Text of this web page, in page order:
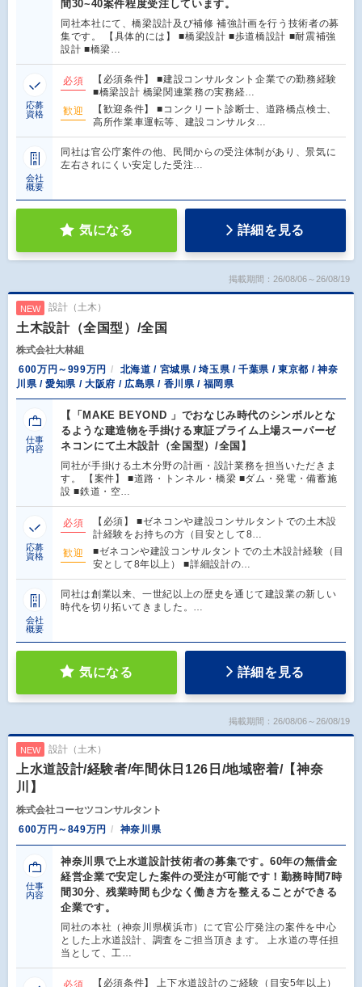
間30~40案件程度受注しています。
同社本社にて、橋梁設計及び補修 補強計画を行う技術者の募
集です。 【具体的には】 ■橋梁設計 ■歩道橋設計 ■耐震補強
設計 ■橋梁…
応募
資格
必須
【必須条件】 ■建設コンサルタント企業での勤務経験
■橋梁設計 橋梁関連業務の実務経…
歓迎
【歓迎条件】 ■コンクリート診断士、道路橋点検士、
高所作業車運転等、建設コンサルタ…
会社
概要
同社は官公庁案件の他、民間からの受注体制があり、景気に
左右されにくい安定した受注…
気になる 詳細を見る
掲載期間：26/08/06～26/08/19
NEW 設計（土木）
土木設計（全国型）/全国
株式会社大林組
600万円～999万円
北海道 / 宮城県 / 埼玉県 / 千葉県 / 東京都 / 神奈
川県 / 愛知県 / 大阪府 / 広島県 / 香川県 / 福岡県
仕事
内容
【「MAKE BEYOND 」でおなじみ時代のシンボルとな
るような建造物を手掛ける東証プライム上場スーパーゼ
ネコンにて土木設計（全国型）/全国】
同社が手掛ける土木分野の計画・設計業務を担当いただきま
す。 【案件】 ■道路・トンネル・橋梁 ■ダム・発電・備蓄施
設 ■鉄道・空…
応募
資格
必須
【必須】 ■ゼネコンや建設コンサルタントでの土木設
計経験をお持ちの方（目安として8…
歓迎
■ゼネコンや建設コンサルタントでの土木設計経験（目
安として8年以上） ■詳細設計の…
会社
概要
同社は創業以来、一世紀以上の歴史を通じて建設業の新しい
時代を切り拓いてきました。…
気になる 詳細を見る
掲載期間：26/08/06～26/08/19
NEW 設計（土木）
上水道設計/経験者/年間休日126日/地域密着/【神奈
川】
株式会社コーセツコンサルタント
600万円～849万円
神奈川県
仕事
内容
神奈川県で上水道設計技術者の募集です。60年の無借金
経営企業で安定した案件の受注が可能です！勤務時間7時
間30分、残業時間も少なく働き方を整えることができる
企業です。
同社の本社（神奈川県横浜市）にて官公庁発注の案件を中心
とした上水道設計、調査をご担当頂きます。 上水道の専任担
当として、工…
【必須条件】 上下水道設計のご経験（目安5年以上）